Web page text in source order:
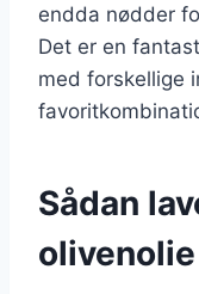
endda nødder
Det er en
med forskellige
Sådan